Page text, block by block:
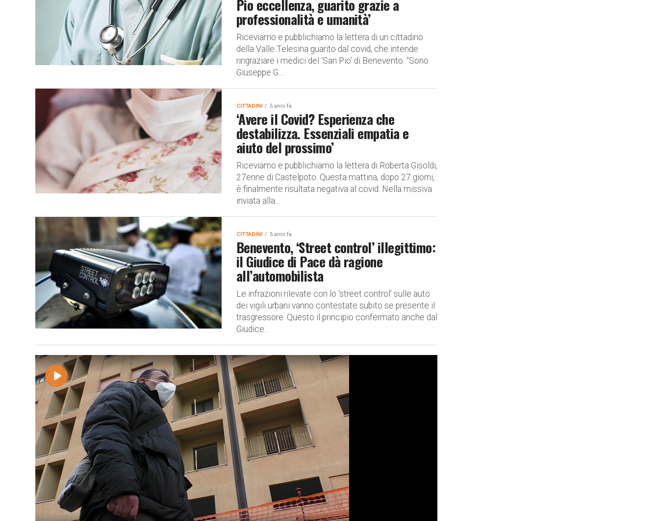
Pio eccellenza, guarito grazie a
professionalità e umanità’
Riceviamo e pubblichiamo la lettera di un cittadino
della Valle Telesina guarito dal covid, che intende
ringraziare i medici del ‘San Pio’ di Benevento. “Sono
Giuseppe G....
CITTADINI 5 anni fa
‘Avere il Covid? Esperienza che
destabilizza. Essenziali empatia e
aiuto del prossimo’
Riceviamo e pubblichiamo la lettera di Roberta Gisoldi,
27enne di Castelpoto. Questa mattina, dopo 27 giorni,
è finalmente risultata negativa al covid. Nella missiva
inviata alla...
CITTADINI 5 anni fa
Benevento, ‘Street control’ illegittimo:
il Giudice di Pace dà ragione
all’automobilista
Le infrazioni rilevate con lo ‘street control’ sulle auto
dei vigili urbani vanno contestate subito se presente il
trasgressore. Questo il principio confermato anche dal
Giudice...